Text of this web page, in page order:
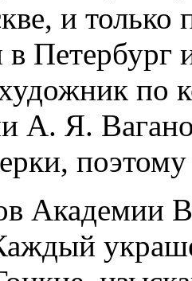
и только
в
по
А. Я.
Академии